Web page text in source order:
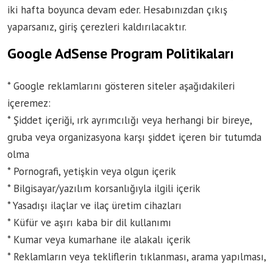
iki hafta boyunca devam eder. Hesabınızdan çıkış
yaparsanız, giriş çerezleri kaldırılacaktır.
Google AdSense Program Politikaları
* Google reklamlarını gösteren siteler aşağıdakileri
içeremez:
* Şiddet içeriği, ırk ayrımcılığı veya herhangi bir bireye,
gruba veya organizasyona karşı şiddet içeren bir tutumda
olma
* Pornografi, yetişkin veya olgun içerik
* Bilgisayar/yazılım korsanlığıyla ilgili içerik
* Yasadışı ilaçlar ve ilaç üretim cihazları
* Küfür ve aşırı kaba bir dil kullanımı
* Kumar veya kumarhane ile alakalı içerik
* Reklamların veya tekliflerin tıklanması, arama yapılması,